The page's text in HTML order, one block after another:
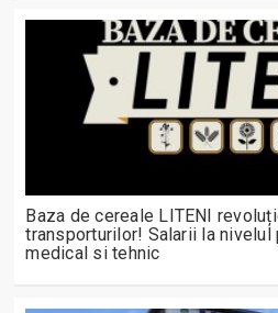
Baza de cereale LITENI
transporturilor! Salarii la
medical si tehnic